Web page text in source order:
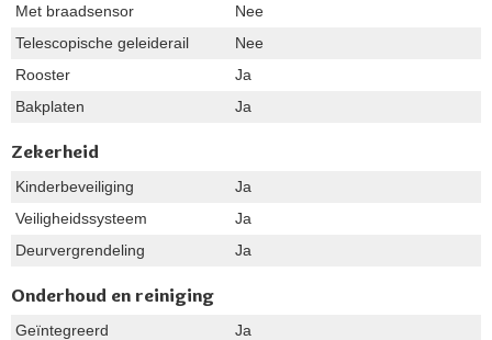
Met braadsensor
Nee
Telescopische geleiderail
Nee
Rooster
Ja
Bakplaten
Ja
Zekerheid
Kinderbeveiliging
Ja
Veiligheidssysteem
Ja
Deurvergrendeling
Ja
Onderhoud en reiniging
Geïntegreerd
Ja